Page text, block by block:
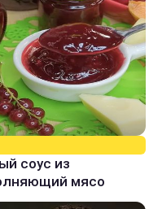
соус из
мясо